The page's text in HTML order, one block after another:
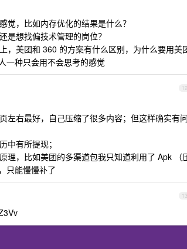
觉，比如内存优化的结果是什么？
是想找偏技术管理的岗位？
，美团和 360 的方案有什么区别，为什么要用美
一种只会用不会思考的感觉
12
左右最好，自己压缩了很多内容；但这样确实有问
中有所提现；
理，比如美团的多渠道包我只知道利用了 Apk （
只能慢慢补了
13